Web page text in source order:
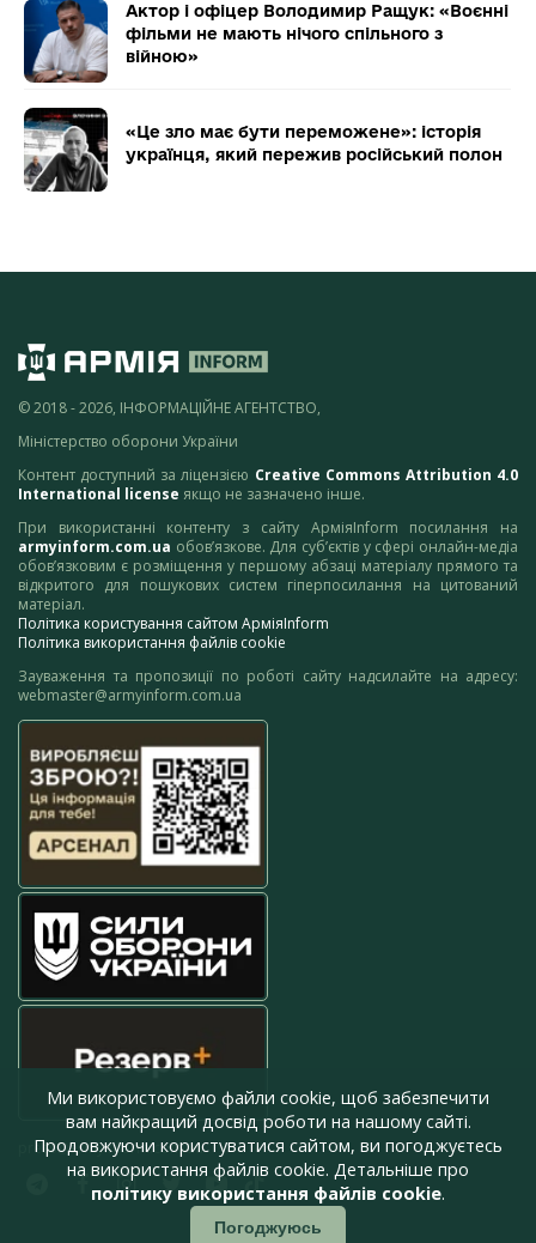
Актор і офіцер Володимир Ращук: «Воєнні
фільми не мають нічого спільного з
війною»
«Це зло має бути переможене»: історія
українця, який пережив російський полон
© 2018 - 2026, ІНФОРМАЦІЙНЕ АГЕНТСТВО,
Міністерство оборони України
Контент доступний за ліцензією Creative Commons Attribution 4.0
International license якщо не зазначено інше.
При використанні контенту з сайту АрміяInform посилання на
armyinform.com.ua обов’язкове. Для суб’єктів у сфері онлайн-медіа
обов’язковим є розміщення у першому абзаці матеріалу прямого та
відкритого для пошукових систем гіперпосилання на цитований
матеріал.
Політика користування сайтом АрміяInform
Політика використання файлів cookie
Зауваження та пропозиції по роботі сайту надсилайте на адресу:
webmaster@armyinform.com.ua
press@armyinform.com.ua
Ми використовуємо файли cookie, щоб забезпечити
вам найкращий досвід роботи на нашому сайті.
Продовжуючи користуватися сайтом, ви погоджуєтесь
на використання файлів cookie. Детальніше про
політику використання файлів cookie.
Погоджуюсь